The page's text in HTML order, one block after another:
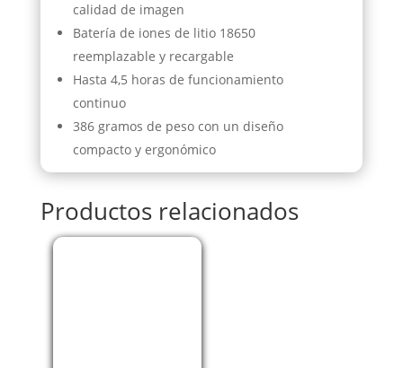
calidad de imagen
Batería de iones de litio 18650
reemplazable y recargable
Hasta 4,5 horas de funcionamiento
continuo
386 gramos de peso con un diseño
compacto y ergonómico
Productos relacionados